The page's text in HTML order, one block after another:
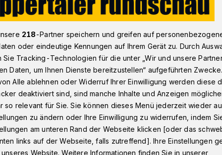
und flüchtet
Unfall und
218-Partner speichern und greifen auf
oder eindeutige Kennungen auf Ihrem Gerät zu. Durch
Sie Tracking-Technologien für die unter „Wir und unsere
Daten, um Ihnen Dienste bereitzustellen“ aufgeführten
Alle ablehnen oder Widerruf Ihrer Einwilligung werden diese
deaktiviert sind, sind manche Inhalte und Anzeigen
so relevant für Sie. Sie können dieses Menü jederzeit wieder
zu ändern oder Ihre Einwilligung zu widerrufen, indem
am unteren Rand der Webseite klicken [oder das
links auf der Webseite, falls zutreffend]. Ihre Einstellungen
Website. Weitere Informationen finden Sie in unserer